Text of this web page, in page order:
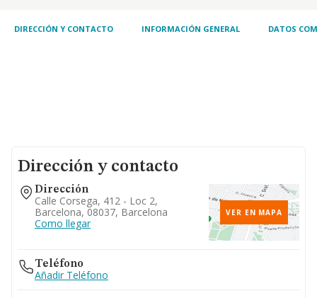
DIRECCIÓN Y CONTACTO INFORMACIÓN GENERAL DATOS
Dirección y contacto
Dirección
Calle Corsega, 412 - Loc 2,
Barcelona, 08037, Barcelona
Como llegar
VER EN MAPA
Teléfono
Añadir Teléfono